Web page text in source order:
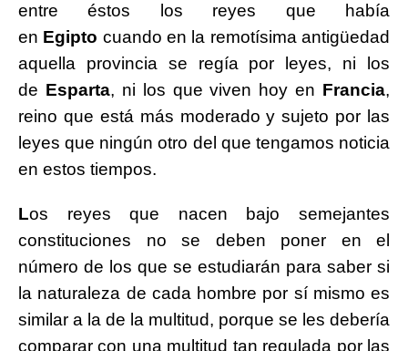
entre éstos los reyes que había
en Egipto cuando en la remotísima antigüedad
aquella provincia se regía por leyes, ni los
de Esparta, ni los que viven hoy en Francia,
reino que está más moderado y sujeto por las
leyes que ningún otro del que tengamos noticia
en estos tiempos.
Los reyes que nacen bajo semejantes
constituciones no se deben poner en el
número de los que se estudiarán para saber si
la naturaleza de cada hombre por sí mismo es
similar a la de la multitud, porque se les debería
comparar con una multitud tan regulada por las